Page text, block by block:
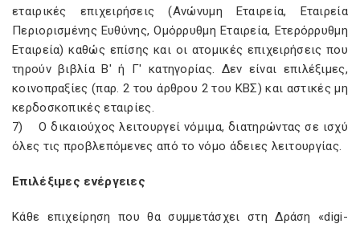
εταιρικές επιχειρήσεις (Ανώνυμη Εταιρεία, Εταιρεία
Περιορισμένης Ευθύνης, Ομόρρυθμη Εταιρεία, Ετερόρρυθμη
Εταιρεία) καθώς επίσης και οι ατομικές επιχειρήσεις που
τηρούν βιβλία Β' ή Γ' κατηγορίας. Δεν είναι επιλέξιμες,
κοινοπραξίες (παρ. 2 του άρθρου 2 του ΚΒΣ) και αστικές μη
κερδοσκοπικές εταιρίες.
7) Ο δικαιούχος λειτουργεί νόμιμα, διατηρώντας σε ισχύ
όλες τις προβλεπόμενες από το νόμο άδειες λειτουργίας.
Επιλέξιμες ενέργειες
Κάθε επιχείρηση που θα συμμετάσχει στη Δράση «digi-